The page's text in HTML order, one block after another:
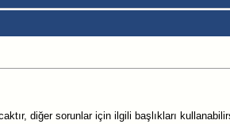
diğer sorunlar için ilgili başlıkları